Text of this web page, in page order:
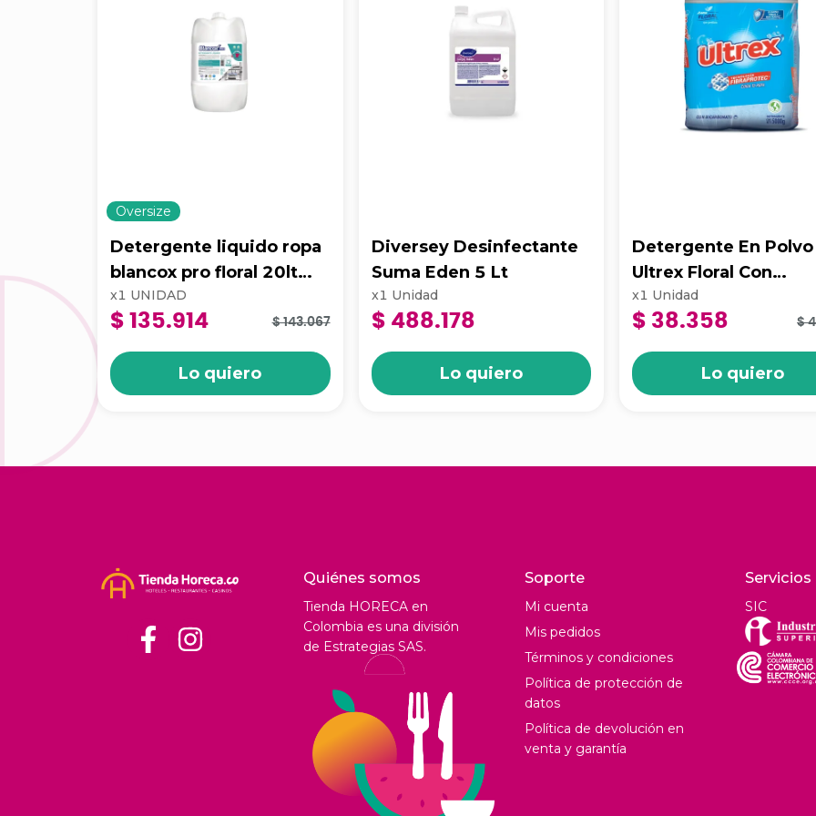
Oversize
Detergente liquido ropa
blancox pro floral 20lt
100340258
x1 UNIDAD
$ 135.914 $ 143.067
Lo quiero
Diversey Desinfectante
Suma Eden 5 Lt
x1 Unidad
$ 488.178
Lo quiero
Detergente En Polvo
Ultrex Floral Con
Bicarbonato 5000Gr
DETER00939
x1 Unidad
$ 38.358 $
Lo quiero
Quiénes somos
Tienda HORECA en
Colombia es una división
de Estrategias SAS.
Soporte
Mi cuenta
Mis pedidos
Términos y condiciones
Política de protección de
datos
Política de devolución en
venta y garantía
Servicios
SIC